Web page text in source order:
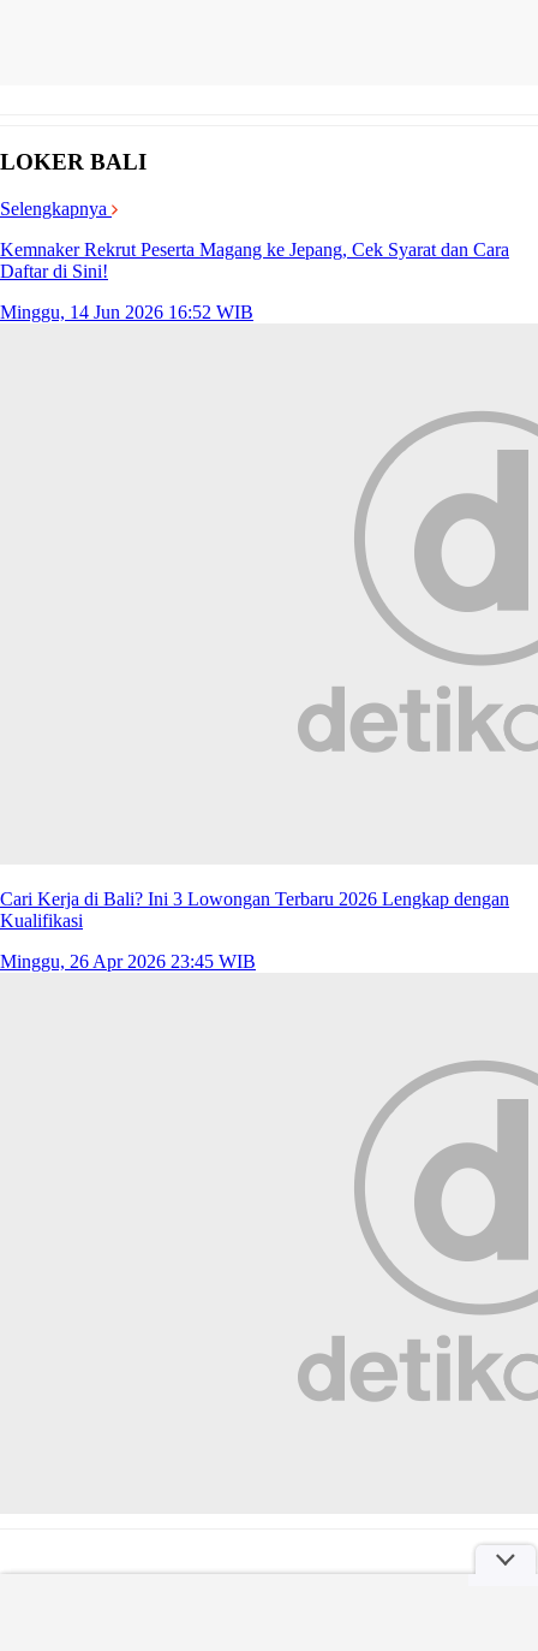
LOKER BALI
Selengkapnya
Kemnaker Rekrut Peserta Magang ke Jepang, Cek Syarat dan Cara
Daftar di Sini!
Minggu, 14 Jun 2026 16:52 WIB
Cari Kerja di Bali? Ini 3 Lowongan Terbaru 2026 Lengkap dengan
Kualifikasi
Minggu, 26 Apr 2026 23:45 WIB